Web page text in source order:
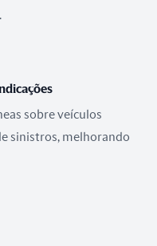
sobre veículos
sinistros, melhorando